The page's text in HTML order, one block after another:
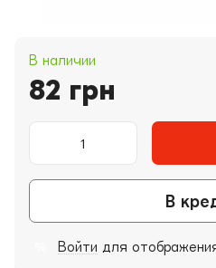
В наличии
82 грн
В
Войти для